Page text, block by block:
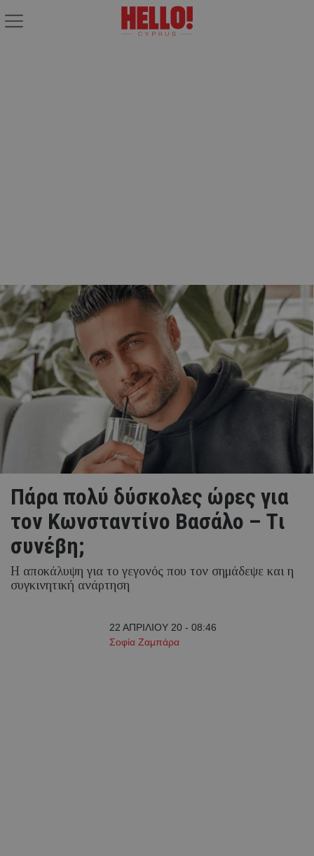
Πάρα πολύ δύσκολες ώρες για
τον Κωνσταντίνο Βασάλο – Tι
συνέβη;
Η αποκάλυψη για το γεγονός που τον σημάδεψε και η
συγκινητική ανάρτηση
22 ΑΠΡΙΛΙΟΥ 20 - 08:46
Σοφία Ζαμπάρα